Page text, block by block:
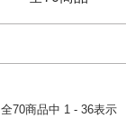
全70商品中 1 - 36表示